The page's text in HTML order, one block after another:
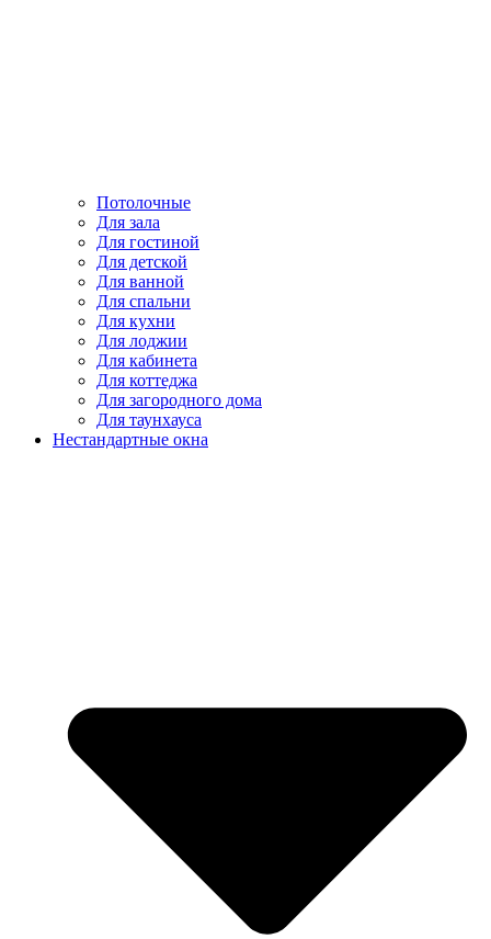
Потолочные
Для зала
Для гостиной
Для детской
Для ванной
Для спальни
Для кухни
Для лоджии
Для кабинета
Для коттеджа
Для загородного дома
Для таунхауса
Нестандартные окна